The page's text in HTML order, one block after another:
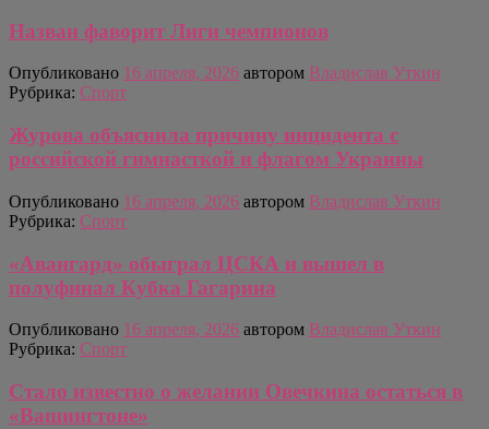
Назван фаворит Лиги чемпионов
Опубликовано 16 апреля, 2026 автором Владислав Уткин
Рубрика: Спорт
Журова объяснила причину инцидента с
российской гимнасткой и флагом Украины
Опубликовано 16 апреля, 2026 автором Владислав Уткин
Рубрика: Спорт
«Авангард» обыграл ЦСКА и вышел в
полуфинал Кубка Гагарина
Опубликовано 16 апреля, 2026 автором Владислав Уткин
Рубрика: Спорт
Стало известно о желании Овечкина остаться в
«Вашингтоне»